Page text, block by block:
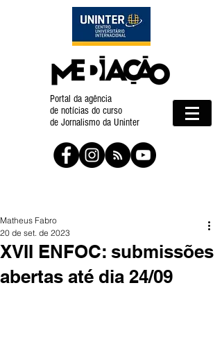
Portal da agência
de notícias do curso
de Jornalismo da Uninter
XVII ENFOC: submissões
abertas até dia 24/09
Matheus Fabro
20 de set. de 2023